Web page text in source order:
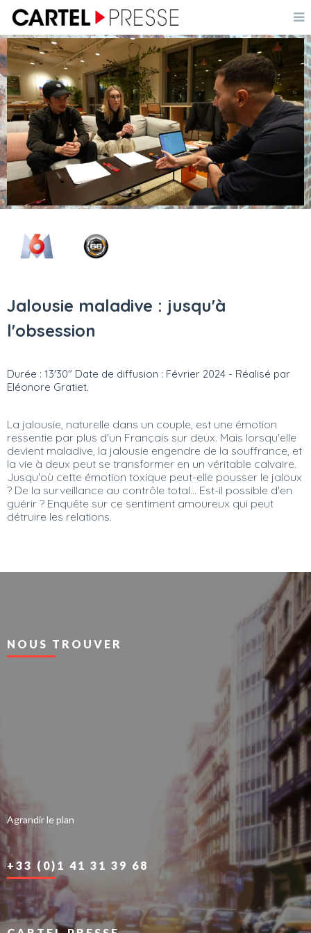
Jalousie maladive : jusqu'à
l'obsession
Durée : 13'30" Date de diffusion : Février 2024 - Réalisé par
Eléonore Gratiet.
La jalousie, naturelle dans un couple, est une émotion
ressentie par plus d'un Français sur deux. Mais lorsqu'elle
devient maladive, la jalousie engendre de la souffrance, et
la vie à deux peut se transformer en un véritable calvaire.
Jusqu'où cette émotion toxique peut-elle pousser le jaloux
? De la surveillance au contrôle total... Est-il possible d'en
guérir ? Enquête sur ce sentiment amoureux qui peut
détruire les relations.
NOUS TROUVER
Agrandir le plan
+33 (0)1 41 31 39 68